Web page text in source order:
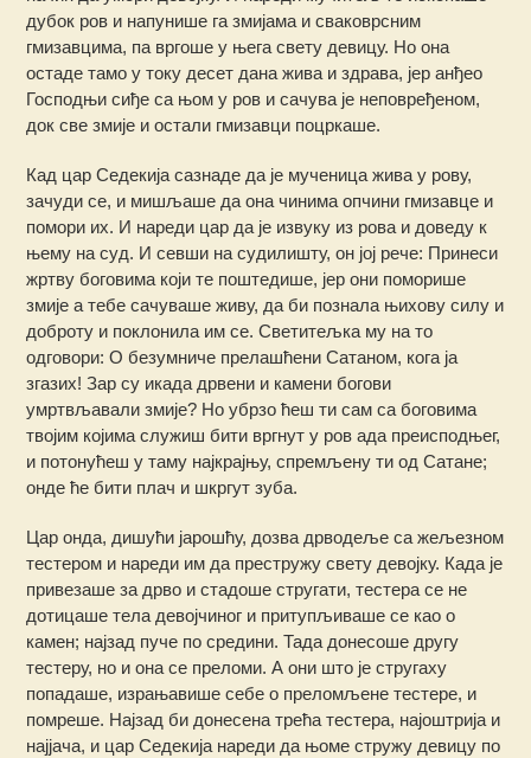
дубок ров и напунише га змијама и сваковрсним
гмизавцима, па вргоше у њега свету девицу. Но она
остаде тамо у току десет дана жива и здрава, јер анђео
Господњи сиђе са њом у ров и сачува је неповређеном,
док све змије и остали гмизавци поцркаше.
Кад цар Седекија сазнаде да је мученица жива у рову,
зачуди се, и мишљаше да она чинима опчини гмизавце и
помори их. И нареди цар да је извуку из рова и доведу к
њему на суд. И севши на судилишту, он јој рече: Принеси
жртву боговима који те поштедише, јер они поморише
змије а тебе сачуваше живу, да би познала њихову силу и
доброту и поклонила им се. Светитељка му на то
одговори: О безумниче прелашћени Сатаном, кога ја
згазих! Зар су икада дрвени и камени богови
умртвљавали змије? Но убрзо ћеш ти сам са боговима
твојим којима служиш бити вргнут у ров ада преисподњег,
и потонућеш у таму најкрајњу, спремљену ти од Сатане;
онде ће бити плач и шкргут зуба.
Цар онда, дишући јарошћу, дозва дрводеље са жељезном
тестером и нареди им да престружу свету девојку. Када је
привезаше за дрво и стадоше стругати, тестера се не
дотицаше тела девојчиног и притупљиваше се као о
камен; најзад пуче по средини. Тада донесоше другу
тестеру, но и она се преломи. А они што је стругаху
попадаше, израњавише себе о преломљене тестере, и
помреше. Најзад би донесена трећа тестера, најоштрија и
најјача, и цар Седекија нареди да њоме стружу девицу по